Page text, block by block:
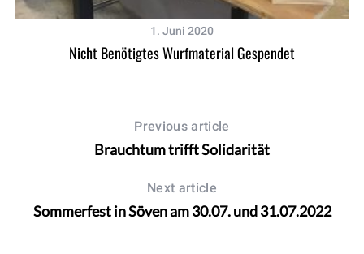
1. Juni 2020
Nicht Benötigtes Wurfmaterial Gespendet
Previous article
Brauchtum trifft Solidarität
Next article
Sommerfest in Söven am 30.07. und 31.07.2022